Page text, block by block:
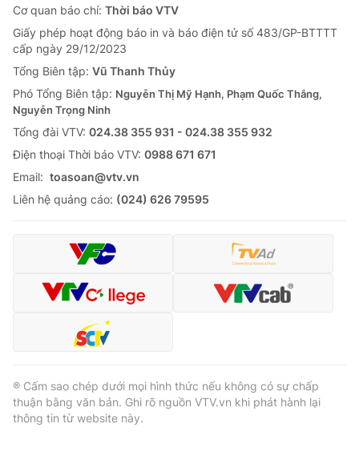
VTV Money VTV Thể thao
VTV Sức khoẻ
Thị trường 24h Tấm lòng Việt
VTV4 Vươn mình bằng AI
VTV9 VTV8
Liên hệ tòa soạn
THỜI BÁO VTV
Theo dõi báo trên
Cơ quan báo chí: Thời báo VTV
Giấy phép hoạt động báo in và báo điện tử số 483/GP-BTTTT
cấp ngày 29/12/2023
Tổng Biên tập: Vũ Thanh Thủy
Phó Tổng Biên tập: Nguyễn Thị Mỹ Hạnh, Phạm Quốc Thắng,
Nguyễn Trọng Ninh
Tổng đài VTV: 024.38 355 931 - 024.38 355 932
Ðiện thoại Thời báo VTV: 0988 671 671
Email: toasoan@vtv.vn
Liên hệ quảng cáo: (024) 626 79595
® Cấm sao chép dưới mọi hình thức nếu không có sự chấp
thuận bằng văn bản. Ghi rõ nguồn VTV.vn khi phát hành lại
thông tin từ website này.